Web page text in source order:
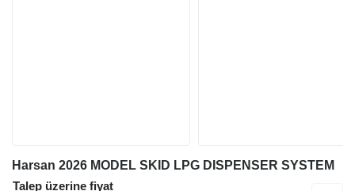
Harsan 2026 MODEL SKID LPG DISPENSER SYSTEM
Talep üzerine fiyat